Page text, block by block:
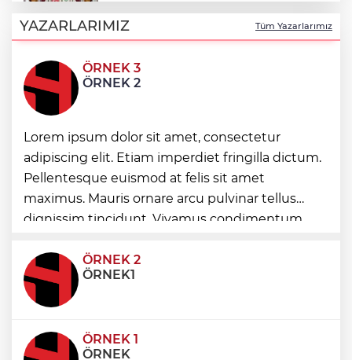
birliği
İpsala OSB'nin gelişimi için kritik ziyaret
Bursa Büyükşehir Harmancık’ta da yolları
yeniliyor
Ağrı'da toplu sünnet şöleni
YAZARLARIMIZ Tüm Yazarlarımız
ÖRNEK 3
ÖRNEK 2
Lorem ipsum dolor sit amet, consectetur
adipiscing elit. Etiam imperdiet fringilla dictum.
Pellentesque euismod at felis sit amet
maximus. Mauris ornare arcu pulvinar tellus
dignissim tincidunt. Vivamus condimentum
condimentum eros et, faucibus sapien. Praese
ÖRNEK 2
ÖRNEK1
ÖRNEK 1
ÖRNEK